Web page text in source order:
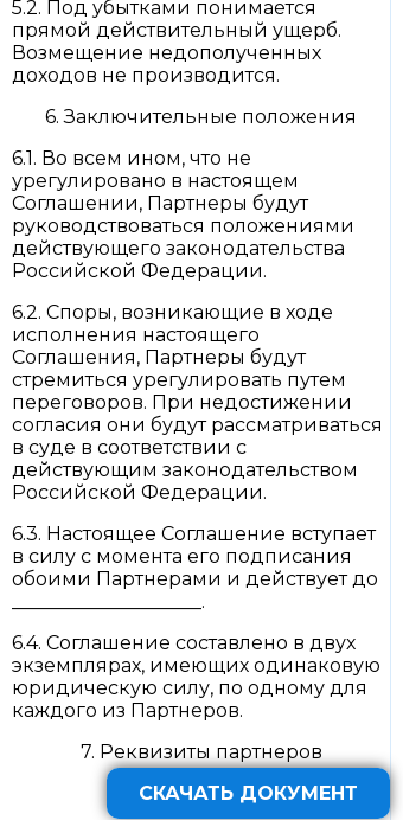
5.2. Под убытками понимается
прямой действительный ущерб.
Возмещение недополученных
доходов не производится.
6. Заключительные положения
6.1. Во всем ином, что не
урегулировано в настоящем
Соглашении, Партнеры будут
руководствоваться положениями
действующего законодательства
Российской Федерации.
6.2. Споры, возникающие в ходе
исполнения настоящего
Соглашения, Партнеры будут
стремиться урегулировать путем
переговоров. При недостижении
согласия они будут рассматриваться
в суде в соответствии с
действующим законодательством
Российской Федерации.
6.3. Настоящее Соглашение вступает
в силу с момента его подписания
обоими Партнерами и действует до
____________________.
6.4. Соглашение составлено в двух
экземплярах, имеющих одинаковую
юридическую силу, по одному для
каждого из Партнеров.
7. Реквизиты партнеров
СКАЧАТЬ ДОКУМЕНТ